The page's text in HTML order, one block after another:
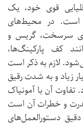
قلیایی قوی خود، یک
است. در محیط‌های
سرسخت، گریس و
کف پارکینگ‌ها،
لازم به ذکر است
زیاد و به شدت رقیق
آن با آمونیاک
در میزان قدرت و خطرات آن است
دستورالعمل‌های